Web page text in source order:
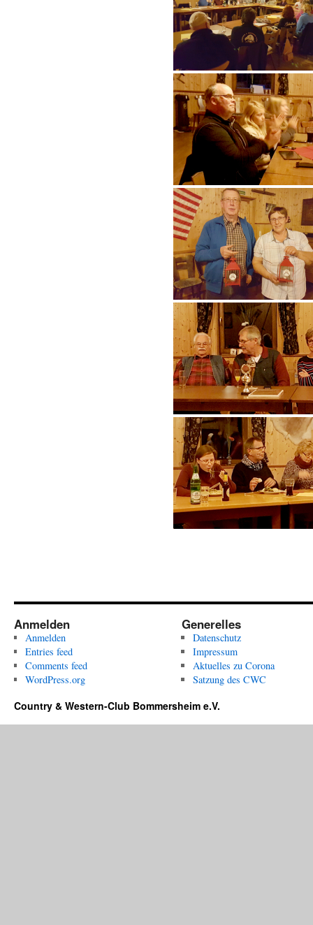
Anmelden
Anmelden
Entries feed
Comments feed
WordPress.org
Generelles
Datenschutz
Impressum
Aktuelles zu Corona
Satzung des CWC
Country & Western-Club Bommersheim e.V.